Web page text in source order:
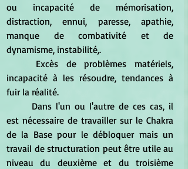
ou incapacité de mémorisation,
distraction, ennui, paresse, apathie,
manque de combativité et de
dynamisme, instabilité,.
incapacité à les résoudre, tendances à
fuir la réalité.
est nécessaire de travailler sur le Chakra
de la Base pour le débloquer mais un
travail de structuration peut être utile au
niveau du deuxième et du troisième